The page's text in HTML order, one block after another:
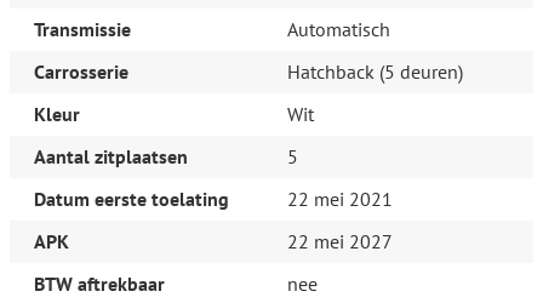
Transmissie
Automatisch
Carrosserie
Hatchback (5 deuren)
Kleur
Wit
Aantal zitplaatsen
5
Datum eerste toelating
22 mei 2021
APK
22 mei 2027
BTW aftrekbaar
nee